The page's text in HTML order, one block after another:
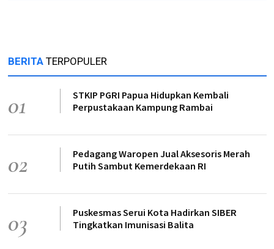
BERITA TERPOPULER
01
STKIP PGRI Papua Hidupkan Kembali
Perpustakaan Kampung Rambai
02
Pedagang Waropen Jual Aksesoris Merah
Putih Sambut Kemerdekaan RI
03
Puskesmas Serui Kota Hadirkan SIBER
Tingkatkan Imunisasi Balita